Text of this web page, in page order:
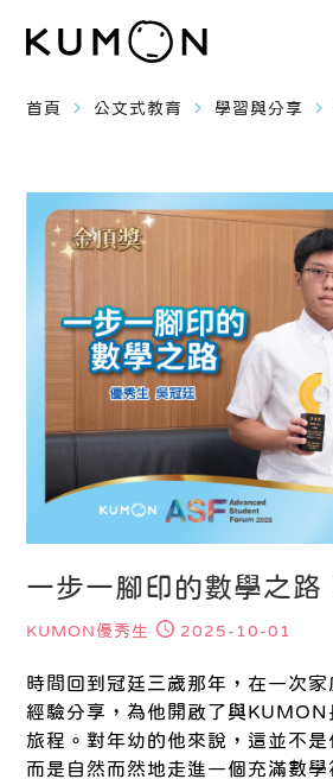
首頁 navigate_next 公文式教育 navigate_next 學習與分享 navigate_next
一步一腳印的數學之路
KUMON優秀生 2025-10-01
時間回到冠廷三歲那年，在一次
經驗分享，為他開啟了與KUMON
旅程。對年幼的他來說，這並不是
而是自然而然地走進一個充滿數